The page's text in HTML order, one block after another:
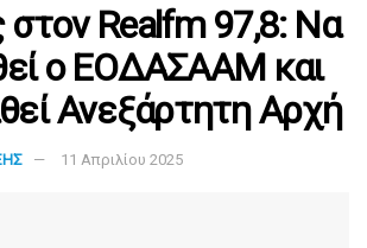
στον Realfm 97,8: Να
ο ΕΟΔΑΣΑΑΜ και
Ανεξάρτητη Αρχή
11 Απριλίου 2025